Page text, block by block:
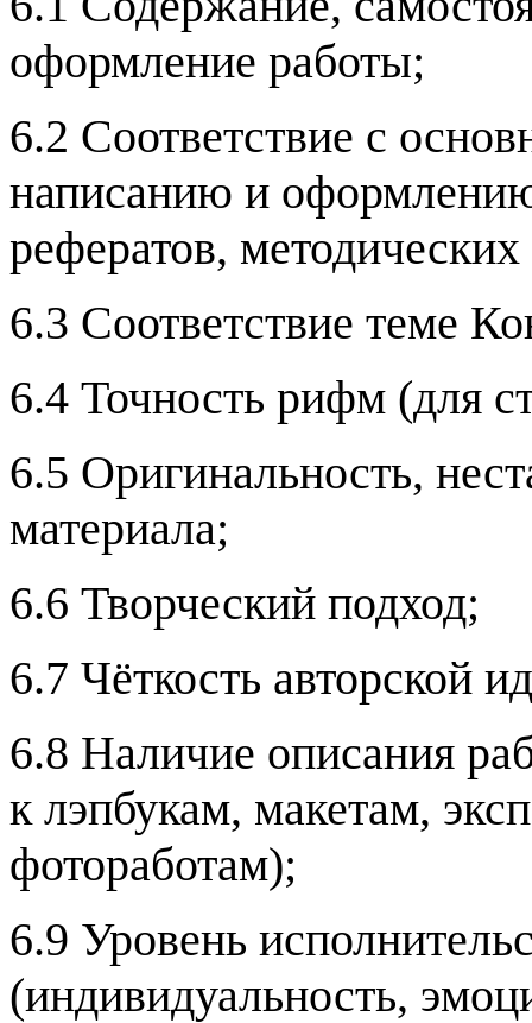
оформление работы;
6.2 Соответствие с
написанию и оформлению
рефератов, методических
6.3 Соответствие теме
6.4 Точность рифм (для
6.5 Оригинальность,
материала;
6.6 Творческий подход;
6.7 Чёткость авторской
6.8 Наличие описания
к лэпбукам, макетам,
фотоработам);
6.9 Уровень
(индивидуальность,